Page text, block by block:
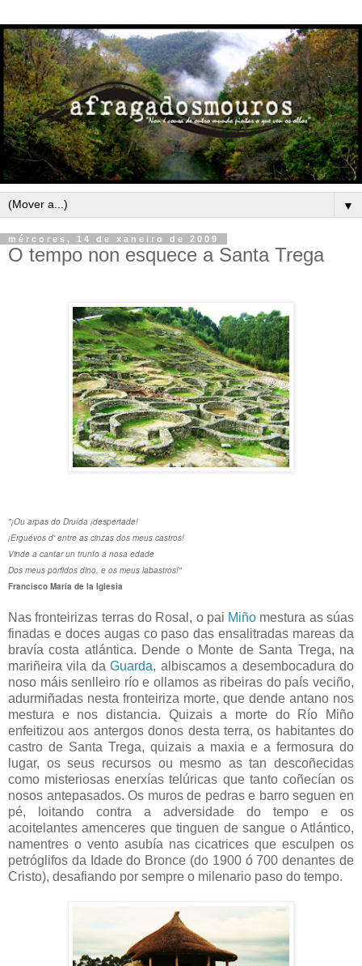
▼
mércores, 14 de xaneiro de 2009
O tempo non esquece a Santa Trega
"¡Ou arpas do Druída ¡despertade!
¡Erguévos d' entre as cinzas dos meus castros!
Vinde a cantar un trunfo á nosa edade
Dos meus pórfidos dino, e os meus labastros!"
Francisco María de la Iglesia
Nas fronteirizas terras do Rosal, o pai Miño mestura as súas
finadas e doces augas co paso das ensalitradas mareas da
bravía costa atlántica. Dende o Monte de Santa Trega, na
mariñeira vila daGuarda, albiscamos a desembocadura do
noso máis senlleiro río e ollamos as ribeiras do país veciño,
adurmiñadas nesta fronteiriza morte, que dende antano nos
mestura e nos distancia. Quizais a morte do Río Miño
enfeitizou aos antergos donos desta terra, os habitantes do
castro de Santa Trega, quizais a maxia e a fermosura do
lugar, os seus recursos ou mesmo as tan descoñecidas
como misteriosas enerxías telúricas que tanto coñecían os
nosos antepasados. Os muros de pedras e barro seguen en
pé, loitando contra a adversidade do tempo e os
acoitelantes amenceres que tinguen de sangue o Atlántico,
namentres o vento asubía nas cicatrices que esculpen os
petróglifos da Idade do Bronce (do 1900 ó 700 denantes de
Cristo), desafiando por sempre o milenario paso do tempo.